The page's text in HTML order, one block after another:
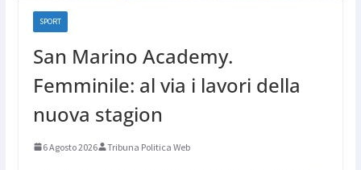
SPORT
San Marino Academy.
Femminile: al via i lavori della
nuova stagion
6 Agosto 2026 Tribuna Politica Web